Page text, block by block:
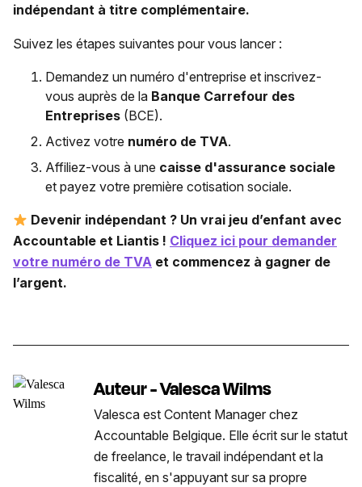
indépendant à titre complémentaire.
Suivez les étapes suivantes pour vous lancer :
Demandez un numéro d'entreprise et inscrivez-
vous auprès de la Banque Carrefour des
Entreprises (BCE).
Activez votre numéro de TVA.
Affiliez-vous à une caisse d'assurance sociale
et payez votre première cotisation sociale.
Devenir indépendant ? Un vrai jeu d’enfant avec
Accountable et Liantis ! Cliquez ici pour demander
votre numéro de TVA et commencez à gagner de
l’argent.
Auteur - Valesca Wilms
Valesca est Content Manager chez
Accountable Belgique. Elle écrit sur le statut
de freelance, le travail indépendant et la
fiscalité, en s'appuyant sur sa propre